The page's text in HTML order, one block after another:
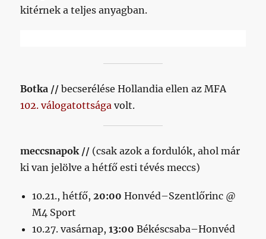
kitérnek a teljes anyagban.
Botka // becserélése Hollandia ellen az MFA
102. válogatottsága volt.
meccsnapok // (csak azok a fordulók, ahol már
ki van jelölve a hétfő esti tévés meccs)
10.21., hétfő,20:00 Honvéd–Szentlőrinc @
M4 Sport
10.27. vasárnap,13:00 Békéscsaba–Honvéd